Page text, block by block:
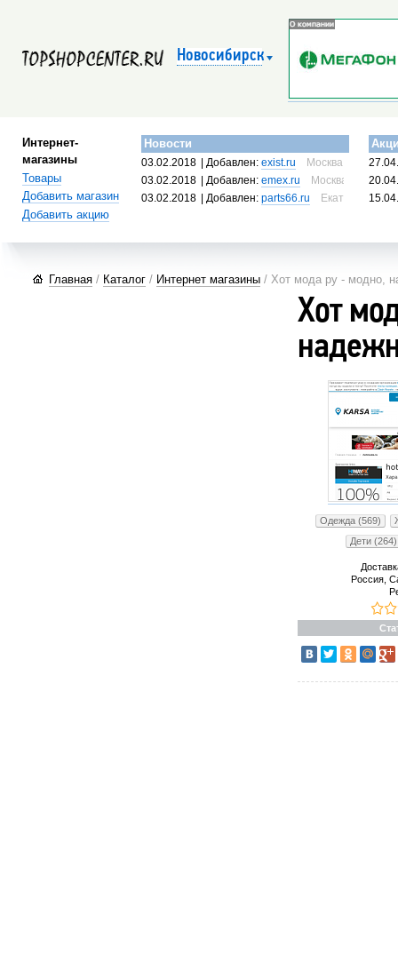
Новосибирск
Интернет-
магазины
Товары
Добавить магазин
Добавить акцию
Новости
03.02.2018 | Добавлен:exist.ru
Москва, Россия
03.02.2018
| Добавлен:emex.ru
Москва, Россия
03.02.2018
| Добавлен:parts66.ru Екатеринбург,
Главная / Каталог / Интернет магазины / Хот мода ру - модно,
Хот
Одежда (569)
Дети (264)
Россия,